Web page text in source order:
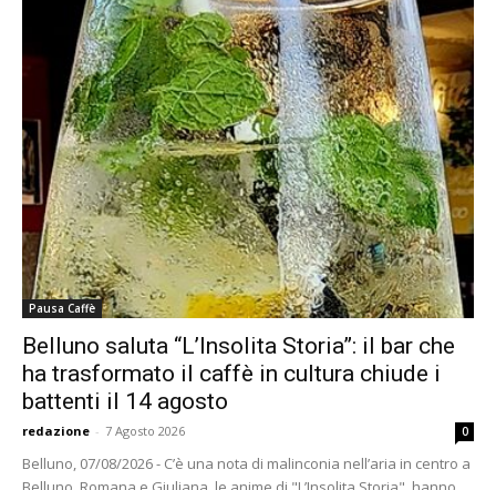
Pausa Caffè
Belluno saluta “L’Insolita Storia”: il bar che
ha trasformato il caffè in cultura chiude i
battenti il 14 agosto
redazione - 7 Agosto 2026 0
Belluno, 07/08/2026 - C’è una nota di malinconia nell’aria in centro a